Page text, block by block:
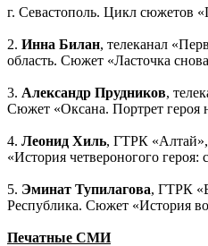
г. Севастополь. Цикл сюжетов
2. Инна Билан, телеканал
область. Сюжет «Ласточка
3. Александр Прудников,
Сюжет «Оксана. Портрет героя
4. Леонид Хиль, ГТРК
«История четвероногого героя:
5. Эминат Тупилагова, ГТРК
Республика. Сюжет «История
Печатные СМИ